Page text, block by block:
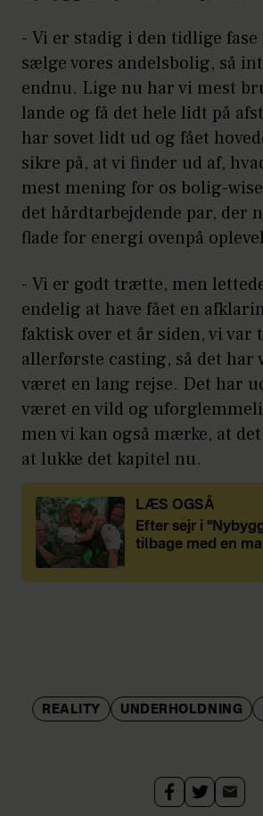
- Vi er stadig i den tidlige fase
sælge vores andelsbolig, så
endnu. Lige nu har vi mest
lande og få det hele lidt på
har sovet lidt ud og fået
sikre på, at vi finder ud af,
mest mening for os bolig-
det hårdtarbejdende par, der
flade for energi ovenpå
- Vi er godt trætte, men
endelig at have fået en
faktisk over et år siden, vi var
allerførste casting, så det har
været en lang rejse. Det har
været en vild og
men vi kan også mærke, at
at lukke det kapitel nu.
LÆS OGSÅ
Efter sejr i
tilbage med en
REALITY UNDERHOLDNING